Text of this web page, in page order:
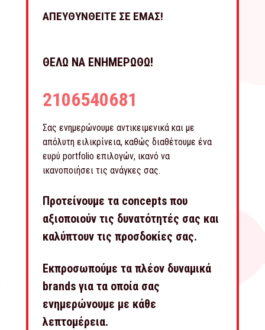
ΑΠΕΥΘΥΝΘΕΙΤΕ ΣΕ ΕΜΑΣ!
ΘΕΛΩ ΝΑ ΕΝΗΜΕΡΩΘΩ!
2106540681
Σας ενημερώνουμε αντικειμενικά και με
απόλυτη ειλικρίνεια, καθώς διαθέτουμε ένα
ευρύ portfolio επιλογών, ικανό να
ικανοποιήσει τις ανάγκες σας.
Προτείνουμε τα concepts που
αξιοποιούν τις δυνατότητές σας και
καλύπτουν τις προσδοκίες σας.
Εκπροσωπούμε τα πλέον δυναμικά
brands για τα οποία σας
ενημερώνουμε με κάθε
λεπτομέρεια.